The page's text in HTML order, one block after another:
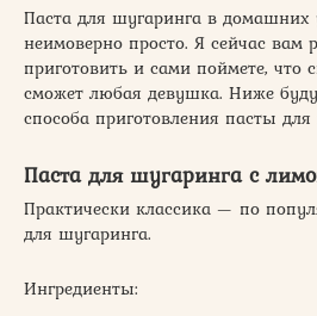
Паста для шугаринга в домашних
неимоверно просто. Я сейчас вам
приготовить и сами поймете, что
сможет любая девушка. Ниже
способа приготовления пасты
Паста для шугаринга с
Практически классика — по
для шугаринга.
Ингредиенты: